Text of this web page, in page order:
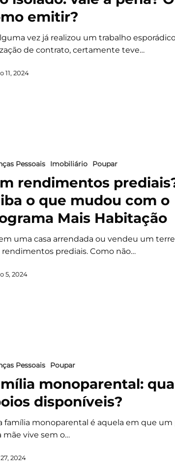
emitir?
vez já realizou um trabalho
de contrato, certamente teve…
11, 2024
Pessoais Imobiliário Poupar
rendimentos
o que mudou com o
Mais Habitação
uma casa arrendada ou vendeu um
prediais. Como não…
5, 2024
Pessoais Poupar
monoparental:
disponíveis?
família monoparental é aquela em que um
mãe vive sem o…
2024